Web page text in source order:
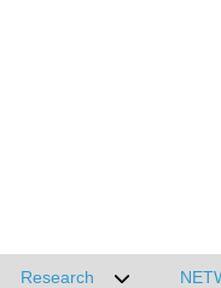
Research